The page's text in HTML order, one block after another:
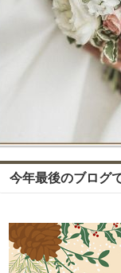
今年最後のブログ